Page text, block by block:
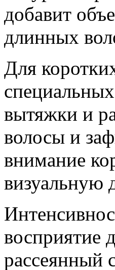
добавит
длинных
Для
вытяжки и
волосы и
внимание
визуальную
восприятие
рассеянный